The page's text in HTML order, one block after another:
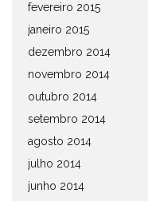
fevereiro 2015
janeiro 2015
dezembro 2014
novembro 2014
outubro 2014
setembro 2014
agosto 2014
julho 2014
junho 2014